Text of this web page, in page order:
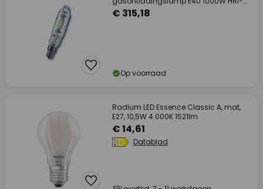
D helder
€ 315,18
Op voorraad
Radium LED Essence Classic A, mat,
E27, 10,5W 4.000K 1521lm
€ 14,61
Datablad